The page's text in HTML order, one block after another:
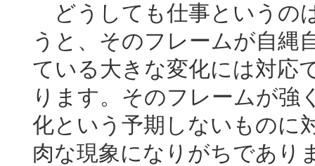
どうしても仕事というの
うと、そのフレームが自縄
ている大きな変化には対応
ります。そのフレームが強
化という予期しないものに
肉な現象になりがちであり